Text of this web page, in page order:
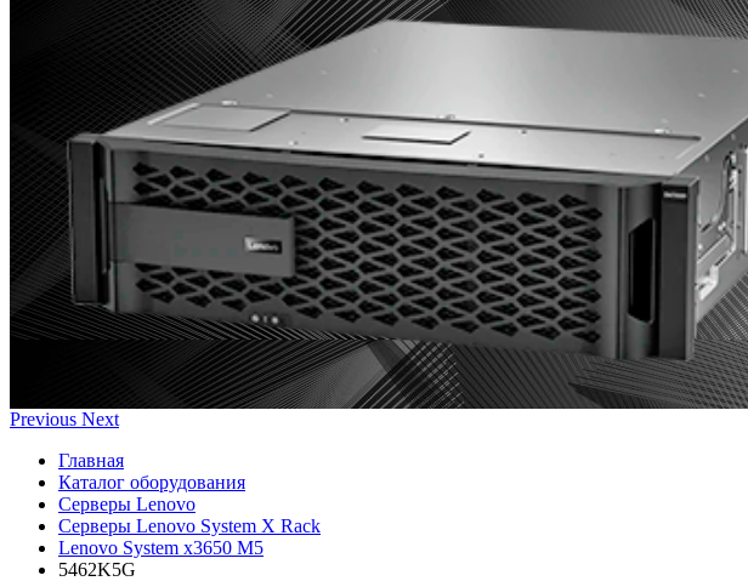
Previous Next
Главная
Каталог оборудования
Серверы Lenovo
Серверы Lenovo System X Rack
Lenovo System x3650 M5
5462K5G